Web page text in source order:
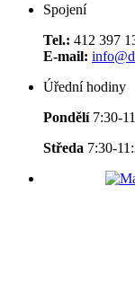
Spojení
Tel.: 412 397
E-mail:
Úřední hodiny
Pondělí 7:30-
Středa 7:30-